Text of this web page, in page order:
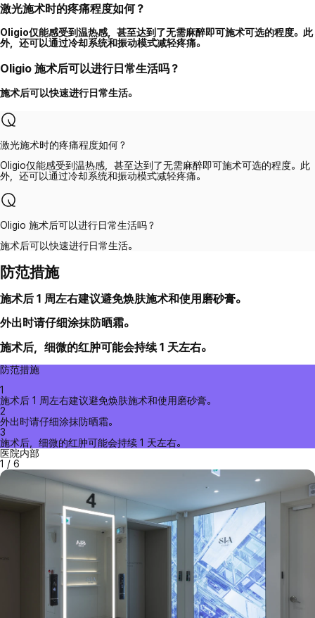
激光施术时的疼痛程度如何？
Oligio仅能感受到温热感，甚至达到了无需麻醉即可施术可选的程度。此
外，还可以通过冷却系统和振动模式减轻疼痛。
Oligio 施术后可以进行日常生活吗？
施术后可以快速进行日常生活。
激光施术时的疼痛程度如何？
Oligio仅能感受到温热感，甚至达到了无需麻醉即可施术可选的程度。此
外，还可以通过冷却系统和振动模式减轻疼痛。
Oligio 施术后可以进行日常生活吗？
施术后可以快速进行日常生活。
防范措施
施术后 1 周左右建议避免焕肤施术和使用磨砂膏。
外出时请仔细涂抹防晒霜。
施术后，细微的红肿可能会持续 1 天左右。
防范措施
1
施术后 1 周左右建议避免焕肤施术和使用磨砂膏。
2
外出时请仔细涂抹防晒霜。
3
施术后，细微的红肿可能会持续 1 天左右。
医院内部
1 / 6